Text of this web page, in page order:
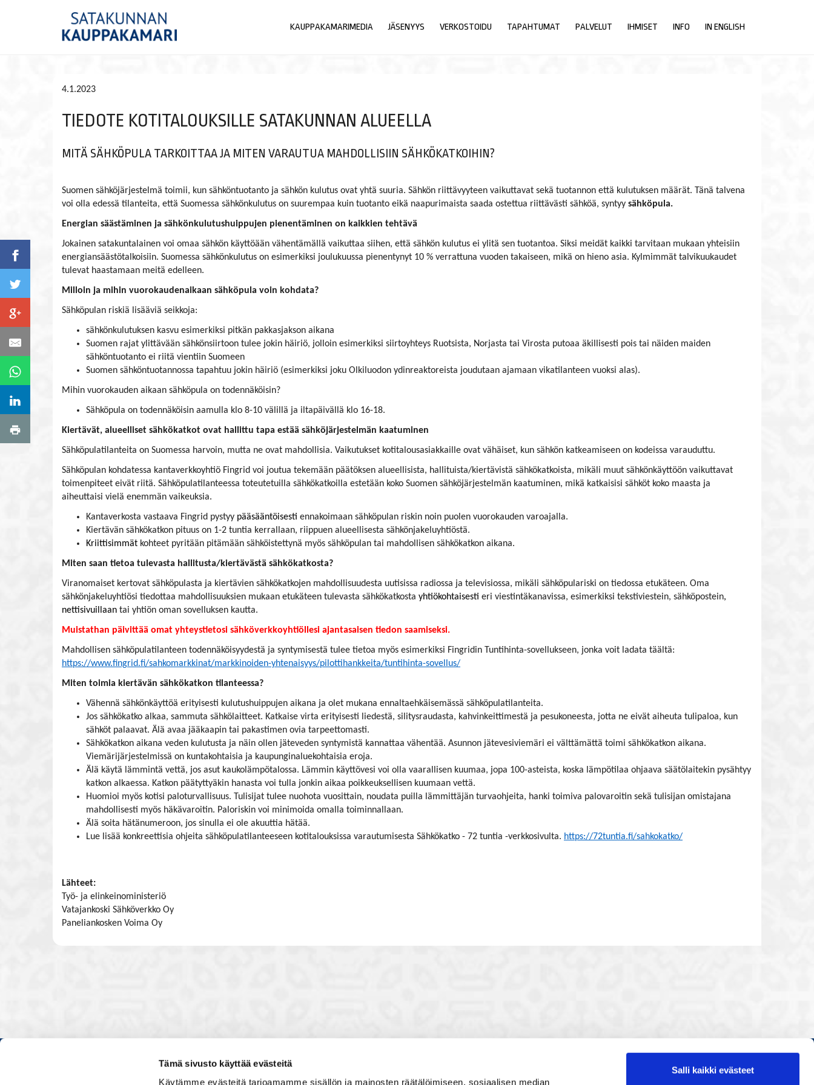
Tämä sivusto käyttää evästeitä
Käytämme evästeitä tarjoamamme sisällön ja mainosten räätälöimiseen, sosiaalisen median
Salli kaikki evästeet
KAUPPAKAMARIMEDIA JÄSENYYS VERKOSTOIDU TAPAHTUMAT PALVELUT IHMISET INFO IN ENGLISH
4.1.2023
TIEDOTE KOTITALOUKSILLE SATAKUNNAN ALUEELLA
MITÄ SÄHKÖPULA TARKOITTAA JA MITEN VARAUTUA MAHDOLLISIIN SÄHKÖKATKOIHIN?
Suomen sähköjärjestelmä toimii, kun sähköntuotanto ja sähkön kulutus ovat yhtä suuria. Sähkön riittävyyteen vaikuttavat sekä tuotannon että kulutuksen määrät. Tänä talvena
voi olla edessä tilanteita, että Suomessa sähkönkulutus on suurempaa kuin tuotanto eikä naapurimaista saada ostettua riittävästi sähköä, syntyy sähköpula.
Energian säästäminen ja sähkönkulutushuippujen pienentäminen on kaikkien tehtävä
Jokainen satakuntalainen voi omaa sähkön käyttöään vähentämällä vaikuttaa siihen, että sähkön kulutus ei ylitä sen tuotantoa. Siksi meidät kaikki tarvitaan mukaan yhteisiin
energiansäästötalkoisiin. Suomessa sähkönkulutus on esimerkiksi joulukuussa pienentynyt 10 % verrattuna vuoden takaiseen, mikä on hieno asia. Kylmimmät talvikuukaudet
tulevat haastamaan meitä edelleen.
Milloin ja mihin vuorokaudenaikaan sähköpula voin kohdata?
Sähköpulan riskiä lisääviä seikkoja:
sähkönkulutuksen kasvu esimerkiksi pitkän pakkasjakson aikana
Suomen rajat ylittävään sähkönsiirtoon tulee jokin häiriö, jolloin esimerkiksi siirtoyhteys Ruotsista, Norjasta tai Virosta putoaa äkillisesti pois tai näiden maiden
sähköntuotanto ei riitä vientiin Suomeen
Suomen sähköntuotannossa tapahtuu jokin häiriö (esimerkiksi joku Olkiluodon ydinreaktoreista joudutaan ajamaan vikatilanteen vuoksi alas).
Mihin vuorokauden aikaan sähköpula on todennäköisin?
Sähköpula on todennäköisin aamulla klo 8-10 välillä ja iltapäivällä klo 16-18.
Kiertävät, alueelliset sähkökatkot ovat hallittu tapa estää sähköjärjestelmän kaatuminen
Sähköpulatilanteita on Suomessa harvoin, mutta ne ovat mahdollisia. Vaikutukset kotitalousasiakkaille ovat vähäiset, kun sähkön katkeamiseen on kodeissa varauduttu.
Sähköpulan kohdatessa kantaverkkoyhtiö Fingrid voi joutua tekemään päätöksen alueellisista, hallituista/kiertävistä sähkökatkoista, mikäli muut sähkönkäyttöön vaikuttavat
toimenpiteet eivät riitä. Sähköpulatilanteessa toteutetuilla sähkökatkoilla estetään koko Suomen sähköjärjestelmän kaatuminen, mikä katkaisisi sähköt koko maasta ja
aiheuttaisi vielä enemmän vaikeuksia.
Kantaverkosta vastaava Fingrid pystyy pääsääntöisesti ennakoimaan sähköpulan riskin noin puolen vuorokauden varoajalla.
Kiertävän sähkökatkon pituus on 1-2 tuntia kerrallaan, riippuen alueellisesta sähkönjakeluyhtiöstä.
Kriittisimmät kohteet pyritään pitämään sähköistettynä myös sähköpulan tai mahdollisen sähkökatkon aikana.
Miten saan tietoa tulevasta hallitusta/kiertävästä sähkökatkosta?
Viranomaiset kertovat sähköpulasta ja kiertävien sähkökatkojen mahdollisuudesta uutisissa radiossa ja televisiossa, mikäli sähköpulariski on tiedossa etukäteen. Oma
sähkönjakeluyhtiösi tiedottaa mahdollisuuksien mukaan etukäteen tulevasta sähkökatkosta yhtiökohtaisesti eri viestintäkanavissa, esimerkiksi tekstiviestein, sähköpostein,
nettisivuillaan tai yhtiön oman sovelluksen kautta.
Muistathan päivittää omat yhteystietosi sähköverkkoyhtiöllesi ajantasaisen tiedon saamiseksi.
Mahdollisen sähköpulatilanteen todennäköisyydestä ja syntymisestä tulee tietoa myös esimerkiksi Fingridin Tuntihinta-sovellukseen, jonka voit ladata täältä:
https://www.fingrid.fi/sahkomarkkinat/markkinoiden-yhtenaisyys/pilottihankkeita/tuntihinta-sovellus/
Miten toimia kiertävän sähkökatkon tilanteessa?
Vähennä sähkönkäyttöä erityisesti kulutushuippujen aikana ja olet mukana ennaltaehkäisemässä sähköpulatilanteita.
Jos sähkökatko alkaa, sammuta sähkölaitteet. Katkaise virta erityisesti liedestä, silitysraudasta, kahvinkeittimestä ja pesukoneesta, jotta ne eivät aiheuta tulipaloa, kun
sähköt palaavat. Älä avaa jääkaapin tai pakastimen ovia tarpeettomasti.
Sähkökatkon aikana veden kulutusta ja näin ollen jäteveden syntymistä kannattaa vähentää. Asunnon jätevesiviemäri ei välttämättä toimi sähkökatkon aikana.
Viemärijärjestelmissä on kuntakohtaisia ja kaupunginaluekohtaisia eroja.
Älä käytä lämmintä vettä, jos asut kaukolämpötalossa. Lämmin käyttövesi voi olla vaarallisen kuumaa, jopa 100-asteista, koska lämpötilaa ohjaava säätölaitekin pysähtyy
katkon alkaessa. Katkon päätyttyäkin hanasta voi tulla jonkin aikaa poikkeuksellisen kuumaan vettä.
Huomioi myös kotisi paloturvallisuus. Tulisijat tulee nuohota vuosittain, noudata puilla lämmittäjän turvaohjeita, hanki toimiva palovaroitin sekä tulisijan omistajana
mahdollisesti myös häkävaroitin. Paloriskin voi minimoida omalla toiminnallaan.
Älä soita hätänumeroon, jos sinulla ei ole akuuttia hätää.
Lue lisää konkreettisia ohjeita sähköpulatilanteeseen kotitalouksissa varautumisesta Sähkökatko - 72 tuntia -verkkosivulta. https://72tuntia.fi/sahkokatko/
Lähteet:
Työ- ja elinkeinoministeriö
Vatajankoski Sähköverkko Oy
Paneliankosken Voima Oy